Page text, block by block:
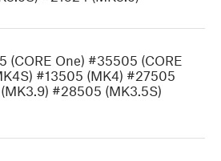
(CORE One) #35505 (CORE
#13505 (MK4) #27505
#28505 (MK3.5S)